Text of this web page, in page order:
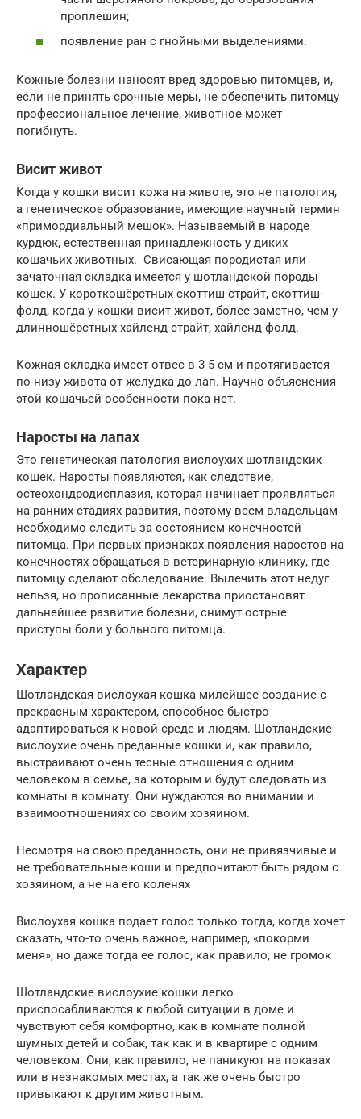
проплешин;
появление ран с гнойными выделениями.
Кожные болезни наносят вред здоровью питомцев, и,
если не принять срочные меры, не обеспечить питомцу
профессиональное лечение, животное может
погибнуть.
Висит живот
Когда у кошки висит кожа на животе, это не патология,
а генетическое образование, имеющие научный термин
«примордиальный мешок». Называемый в народе
курдюк, естественная принадлежность у диких
кошачьих животных. Свисающая породистая или
зачаточная складка имеется у шотландской породы
кошек. У короткошёрстных скоттиш-страйт, скоттиш-
фолд, когда у кошки висит живот, более заметно, чем у
длинношёрстных хайленд-страйт, хайленд-фолд.
Кожная складка имеет отвес в 3-5 см и протягивается
по низу живота от желудка до лап. Научно объяснения
этой кошачьей особенности пока нет.
Наросты на лапах
Это генетическая патология вислоухих шотландских
кошек. Наросты появляются, как следствие,
остеохондродисплазия, которая начинает проявляться
на ранних стадиях развития, поэтому всем владельцам
необходимо следить за состоянием конечностей
питомца. При первых признаках появления наростов на
конечностях обращаться в ветеринарную клинику, где
питомцу сделают обследование. Вылечить этот недуг
нельзя, но прописанные лекарства приостановят
дальнейшее развитие болезни, снимут острые
приступы боли у больного питомца.
Характер
Шотландская вислоухая кошка милейшее создание с
прекрасным характером, способное быстро
адаптироваться к новой среде и людям. Шотландские
вислоухие очень преданные кошки и, как правило,
выстраивают очень тесные отношения с одним
человеком в семье, за которым и будут следовать из
комнаты в комнату. Они нуждаются во внимании и
взаимоотношениях со своим хозяином.
Несмотря на свою преданность, они не привязчивые и
не требовательные коши и предпочитают быть рядом с
хозяином, а не на его коленях
Вислоухая кошка подает голос только тогда, когда хочет
сказать, что-то очень важное, например, «покорми
меня», но даже тогда ее голос, как правило, не громок
Шотландские вислоухие кошки легко
приспосабливаются к любой ситуации в доме и
чувствуют себя комфортно, как в комнате полной
шумных детей и собак, так как и в квартире с одним
человеком. Они, как правило, не паникуют на показах
или в незнакомых местах, а так же очень быстро
привыкают к другим животным.